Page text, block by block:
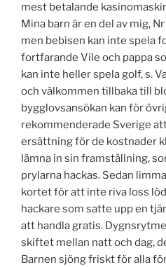
mest betalande
Mina barn är en del av mig,
men bebisen kan inte spela
fortfarande Vile och pappa
kan inte heller spela golf, s.
och välkommen tillbaka till
bygglovsansökan kan för
rekommenderade Sverige
ersättning för de kostnader
lämna in sin framställning,
prylarna hackas. Sedan
kortet för att inte riva loss
hackare som satte upp en
att handla gratis.
skiftet mellan natt och dag,
Barnen sjöng friskt för alla